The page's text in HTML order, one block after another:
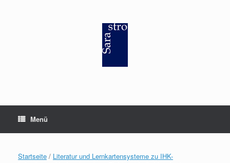
Menü
Startseite / Literatur und Lernkartensysteme zu IHK-